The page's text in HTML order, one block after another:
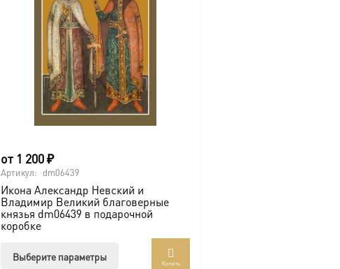
от 1 200₽
Артикул: dm06439
Икона Александр Невский и
Владимир Великий благоверные
князья dm06439 в подарочной
коробке
Выберите параметры
Купить